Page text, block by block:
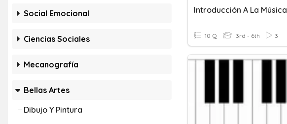
Social Emocional
Ciencias Sociales
Mecanografía
Bellas Artes
Dibujo Y Pintura
Introducción A La Música
10 Q 3rd - 6th 3